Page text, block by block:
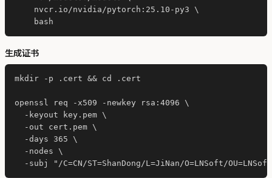
    nvcr.io/nvidia/pytorch:25.10-py3 \
生成证书
mkdir -p .cert && cd .cert
openssl req -x509 -newkey rsa:4096 \
  -keyout key.pem \
  -out cert.pem \
  -days 365 \
  -nodes \